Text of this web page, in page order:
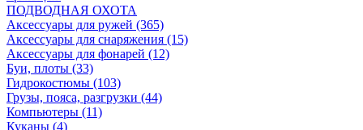
ПОДВОДНАЯ ОХОТА
Аксессуары для ружей (365)
Аксессуары для снаряжения (15)
Аксессуары для фонарей (12)
Буи, плоты (33)
Гидрокостюмы (103)
Грузы, пояса, разгрузки (44)
Компьютеры (11)
Куканы (4)